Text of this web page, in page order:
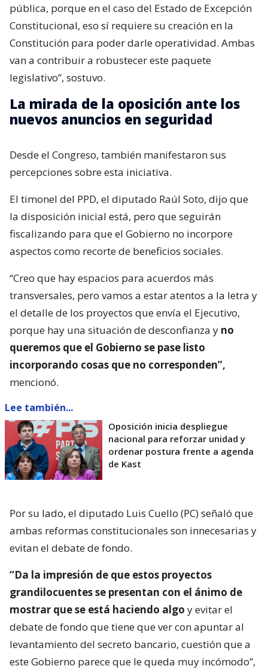
pública, porque en el caso del Estado de Excepción
Constitucional, eso sí requiere su creación en la
Constitución para poder darle operatividad. Ambas
van a contribuir a robustecer este paquete
legislativo”, sostuvo.
La mirada de la oposición ante los
nuevos anuncios en seguridad
Desde el Congreso, también manifestaron sus
percepciones sobre esta iniciativa.
El timonel del PPD, el diputado Raúl Soto, dijo que
la disposición inicial está, pero que seguirán
fiscalizando para que el Gobierno no incorpore
aspectos como recorte de beneficios sociales.
“Creo que hay espacios para acuerdos más
transversales, pero vamos a estar atentos a la letra y
el detalle de los proyectos que envía el Ejecutivo,
porque hay una situación de desconfianza y no
queremos que el Gobierno se pase listo
incorporando cosas que no corresponden”,
mencionó.
Lee también...
Oposición inicia despliegue
nacional para reforzar unidad y
ordenar postura frente a agenda
de Kast
Por su lado, el diputado Luis Cuello (PC) señaló que
ambas reformas constitucionales son innecesarias y
evitan el debate de fondo.
“Da la impresión de que estos proyectos
grandilocuentes se presentan con el ánimo de
mostrar que se está haciendo algo y evitar el
debate de fondo que tiene que ver con apuntar al
levantamiento del secreto bancario, cuestión que a
este Gobierno parece que le queda muy incómodo”,